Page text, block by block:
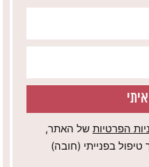
הפרטיות של האתר,
בפנייתי (חובה)